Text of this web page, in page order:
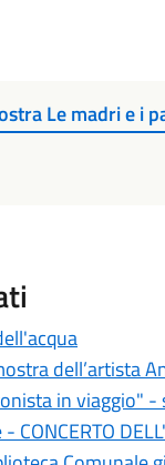
Le madri e i
dell’artista
in viaggio" -